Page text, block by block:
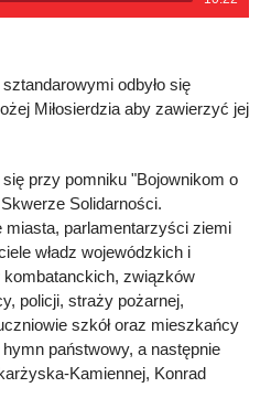
odbyło się
Miłosierdzia aby zawierzyć jej
przy pomniku "Bojownikom o
Solidarności.
miasta, parlamentarzyści ziemi
władz wojewódzkich i
związków
policji, straży pożarnej,
szkół oraz mieszkańcy
państwowy, a następnie
Kamiennej, Konrad